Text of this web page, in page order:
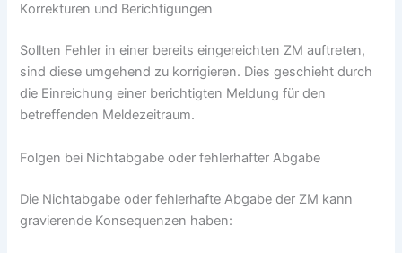
Korrekturen und Berichtigungen
Sollten Fehler in einer bereits eingereichten ZM auftreten,
sind diese umgehend zu korrigieren. Dies geschieht durch
die Einreichung einer berichtigten Meldung für den
betreffenden Meldezeitraum.
Folgen bei Nichtabgabe oder fehlerhafter Abgabe
Die Nichtabgabe oder fehlerhafte Abgabe der ZM kann
gravierende Konsequenzen haben: